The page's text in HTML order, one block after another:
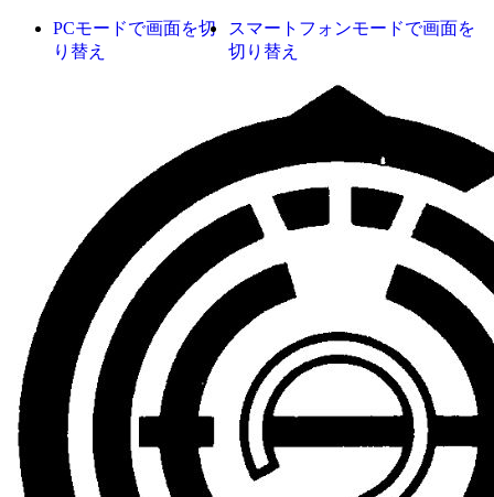
PCモードで画面を切
り替え
スマートフォンモードで画面を
切り替え